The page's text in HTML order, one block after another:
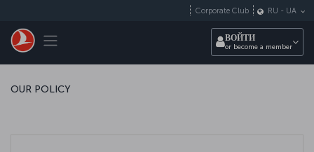
Toggle navigation
Corporate Club RU - UA
ВОЙТИ
or become a member
OUR POLICY